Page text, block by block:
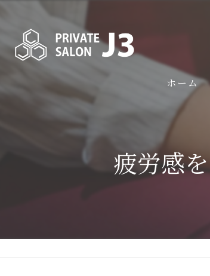
ホーム
疲労感